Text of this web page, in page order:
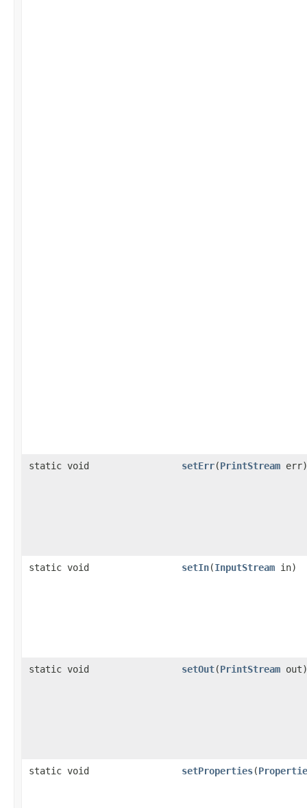
static void setErr(PrintStream err)
static void setIn(InputStream in)
static void setOut(PrintStream out)
static void setProperties(